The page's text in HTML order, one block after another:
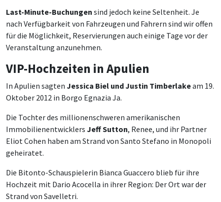
Last-Minute-Buchungen sind jedoch keine Seltenheit. Je
nach Verfügbarkeit von Fahrzeugen und Fahrern sind wir offen
für die Möglichkeit, Reservierungen auch einige Tage vor der
Veranstaltung anzunehmen.
VIP-Hochzeiten in Apulien
In Apulien sagten Jessica Biel und Justin Timberlakeam 19.
Oktober 2012 in Borgo Egnazia Ja.
Die Tochter des millionenschweren amerikanischen
Immobilienentwicklers Jeff Sutton, Renee, und ihr Partner
Eliot Cohen haben am Strand von Santo Stefano in Monopoli
geheiratet.
Die Bitonto-Schauspielerin Bianca Guaccero blieb für ihre
Hochzeit mit Dario Acocella in ihrer Region: Der Ort war der
Strand von Savelletri.